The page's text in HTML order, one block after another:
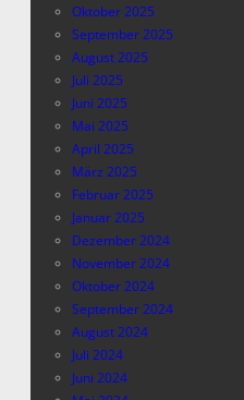
Oktober 2025
September 2025
August 2025
Juli 2025
Juni 2025
Mai 2025
April 2025
März 2025
Februar 2025
Januar 2025
Dezember 2024
November 2024
Oktober 2024
September 2024
August 2024
Juli 2024
Juni 2024